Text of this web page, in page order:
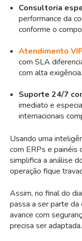
Consultoria
performance da
conforme o
Atendimento
com SLA
com alta exigência.
Suporte 24/7
imediato e
internacionais
Usando uma
com ERPs e painéis
simplifica a análise
operação fique
Assim, no final do
passa a ser parte
avance com
precisa ser adaptada.